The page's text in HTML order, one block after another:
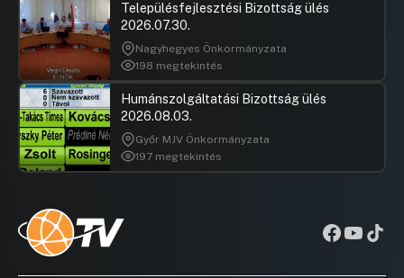
Településfejlesztési Bizottság ülés
2026.07.30.
Nagyhegyes Önkormányzata
198 megtekintés
Humánszolgáltatási Bizottság ülés
2026.08.03.
Győr MJV Önkormányzata
197 megtekintés